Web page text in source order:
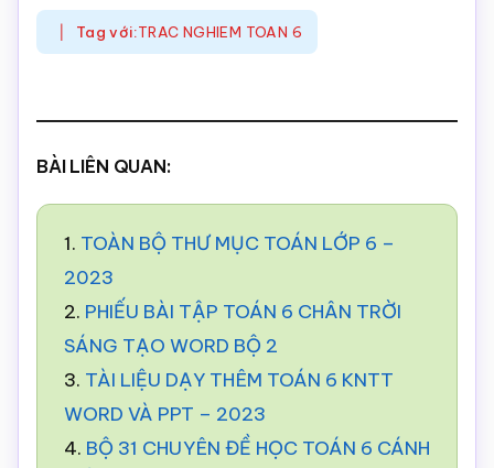
Tag với:TRAC NGHIEM TOAN 6
BÀI LIÊN QUAN:
1. TOÀN BỘ THƯ MỤC TOÁN LỚP 6 –
2023
2. PHIẾU BÀI TẬP TOÁN 6 CHÂN TRỜI
SÁNG TẠO WORD BỘ 2
3. TÀI LIỆU DẠY THÊM TOÁN 6 KNTT
WORD VÀ PPT – 2023
4. BỘ 31 CHUYÊN ĐỀ HỌC TOÁN 6 CÁNH